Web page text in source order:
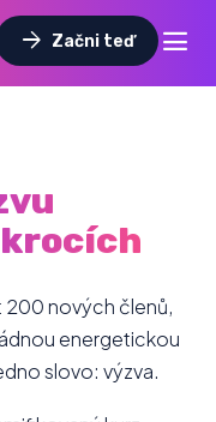
arrow_forward Začni teď dehaze
200 nových členů,
energetickou
slovo: výzva.